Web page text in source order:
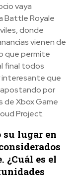
vaya
Battle Royale
donde
vienen de
que permite
final todos
interesante que
por
Xbox Game
Project.
su lugar en
¿Cuál es el